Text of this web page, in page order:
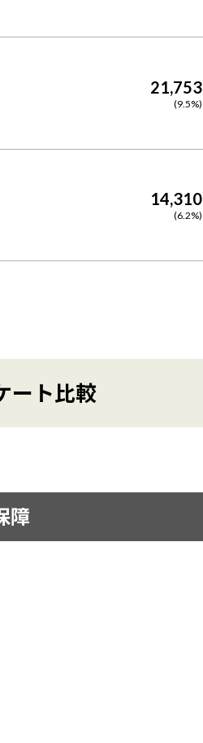
21,753
(9.5%)
14,310
(6.2%)
ート比較
障